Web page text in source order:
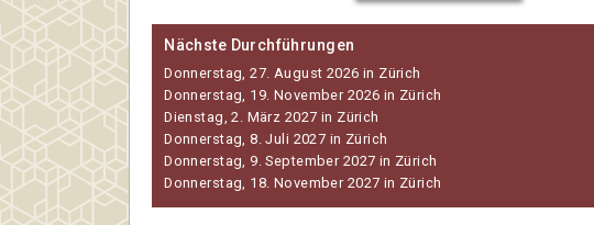
Nächste Durchführungen
Donnerstag, 27. August 2026 in Zürich
Donnerstag, 19. November 2026 in Zürich
Dienstag, 2. März 2027 in Zürich
Donnerstag, 8. Juli 2027 in Zürich
Donnerstag, 9. September 2027 in Zürich
Donnerstag, 18. November 2027 in Zürich